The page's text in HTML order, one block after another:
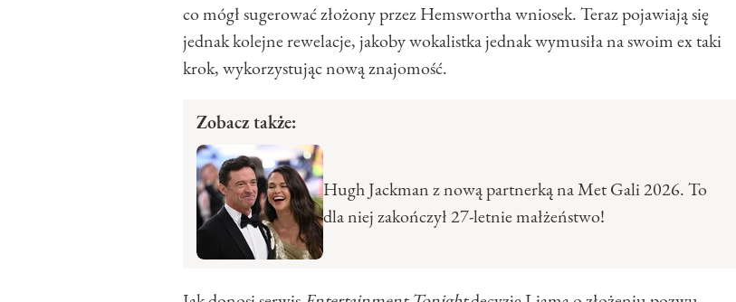
co mógł sugerować złożony przez Hemswortha wniosek. Teraz pojawiają się
jednak kolejne rewelacje, jakoby wokalistka jednak wymusiła na swoim ex taki
krok, wykorzystując nową znajomość.
Zobacz także:
Hugh Jackman z nową partnerką na Met Gali 2026. To
dla niej zakończył 27-letnie małżeństwo!